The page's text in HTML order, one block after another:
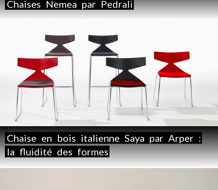
Chaises Nemea par Pedrali
Chaise en bois italienne Saya par Arper :
la fluidité des formes